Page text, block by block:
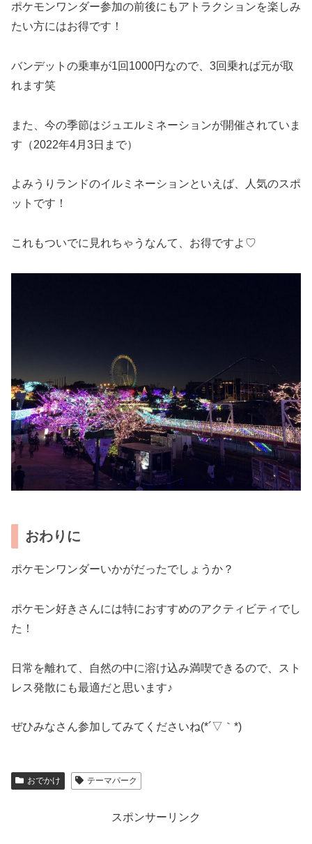
ポケモンワンダー参加の前後にもアトラクションを楽しみ
たい方にはお得です！
バンデットの乗車が1回1000円なので、3回乗れば元が取
れます笑
また、今の季節はジュエルミネーションが開催されていま
す（2022年4月3日まで）
よみうりランドのイルミネーションといえば、人気のスポ
ットです！
これもついでに見れちゃうなんて、お得ですよ♡
おわりに
ポケモンワンダーいかがだったでしょうか？
ポケモン好きさんには特におすすめのアクティビティでし
た！
日常を離れて、自然の中に溶け込み満喫できるので、スト
レス発散にも最適だと思います♪
ぜひみなさん参加してみてくださいね(*´▽｀*)
おでかけ テーマパーク
スポンサーリンク